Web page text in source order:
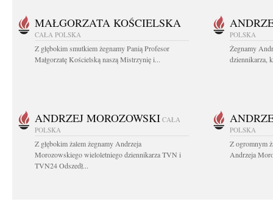
MAŁGORZATA KOŚCIELSKA
CAŁA POLSKA
Z głębokim smutkiem żegnamy Panią Profesor
Małgorzatę Kościelską naszą Mistrzynię i...
POLSKA
Żegnamy
dziennikarza,
ANDRZEJ MOROZOWSKI CAŁA
POLSKA
Z głębokim żalem żegnamy Andrzeja
Morozowskiego wieloletniego dziennikarza TVN i
TVN24 Odszedł...
POLSKA
Z ogromnym
Andrzeja